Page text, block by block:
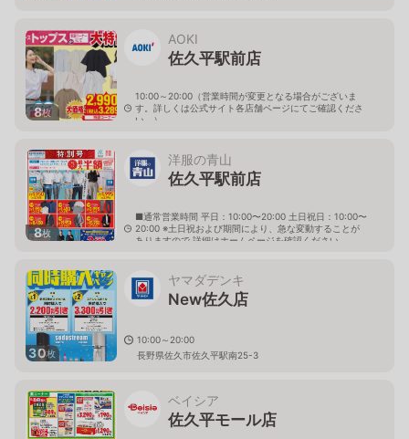
8枚
AOKI
佐久平駅前店
10:00～20:00（営業時間が変更となる場合がございま
す。詳しくは公式サイト各店舗ページにてご確認くださ
い。）
8枚
洋服の青山
佐久平駅前店
■通常営業時間 平日：10:00〜20:00 土日祝日：10:00〜
20:00 ※土日祝および期間により、急な変動することが
ありますので 詳細はホームページを確認ください
30枚
ヤマダデンキ
New佐久店
10:00～20:00
長野県佐久市佐久平駅南25-3
ベイシア
佐久平モール店